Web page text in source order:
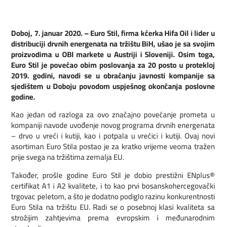
Doboj, 7. januar 2020. – Euro Stil, firma kćerka Hifa Oil i lider u
distribuciji drvnih energenata na tržištu BiH, ušao je sa svojim
proizvodima u OBI markete u Austriji i Sloveniji. Osim toga,
Euro Stil je povećao obim poslovanja za 20 posto u protekloj
2019. godini, navodi se u obraćanju javnosti kompanije sa
sjedištem u Doboju povodom uspješnog okončanja poslovne
godine.
Kao jedan od razloga za ovo značajno povećanje prometa u
kompaniji navode uvođenje novog programa drvnih energenata
– drvo u vreći i kutiji, kao i potpala u vrećici i kutiji. Ovaj novi
asortiman Euro Stila postao je za kratko vrijeme veoma tražen
prije svega na tržištima zemalja EU.
Također, prošle godine Euro Stil je dobio prestižni ENplus®
certifikat A1 i A2 kvalitete, i to kao prvi bosanskohercegovački
trgovac peletom, a što je dodatno podiglo razinu konkurentnosti
Euro Stila na tržištu EU. Radi se o posebnoj klasi kvaliteta sa
strožijim zahtjevima prema evropskim i međunarodnim